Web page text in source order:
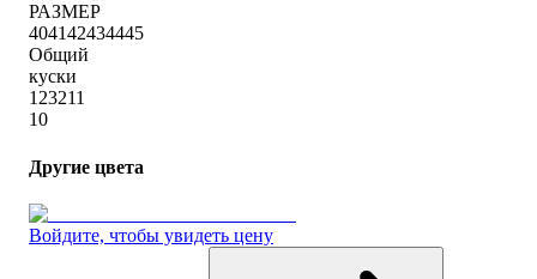
РАЗМЕР
404142434445
Общий
куски
123211
10
Другие цвета
Войдите, чтобы увидеть цену